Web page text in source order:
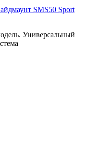
SMS50 Sport
Универсальный